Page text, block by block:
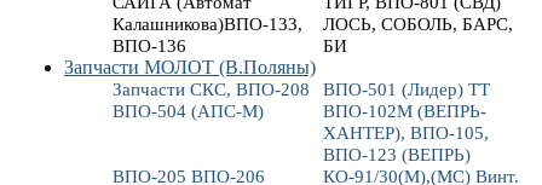
Калашникова)ВПО-133,
ВПО-136
ЛОСЬ, СОБОЛЬ, БАРС,
БИ
Запчасти МОЛОТ (В.Поляны)
Запчасти СКС, ВПО-208
ВПО-501 (Лидер) ТТ
ВПО-504 (АПС-М)
ВПО-102М (ВЕПРЬ-
ХАНТЕР), ВПО-105,
ВПО-123 (ВЕПРЬ)
ВПО-205 ВПО-206
КО-91/30(М),(МС) Винт.